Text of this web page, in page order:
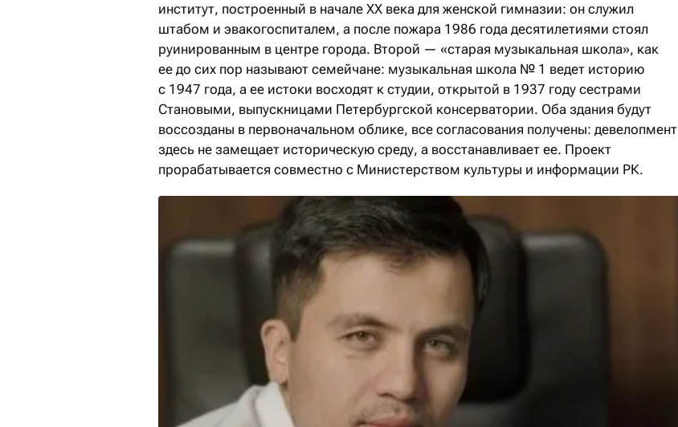
институт, построенный в начале XX века для женской гимназии: он служил
штабом и эвакогоспиталем, а после пожара 1986 года десятилетиями стоял
руинированным в центре города. Второй — «старая музыкальная школа», как
ее до сих пор называют семейчане: музыкальная школа № 1 ведет историю
с 1947 года, а ее истоки восходят к студии, открытой в 1937 году сестрами
Становыми, выпускницами Петербургской консерватории. Оба здания будут
воссозданы в первоначальном облике, все согласования получены: девелопмент
здесь не замещает историческую среду, а восстанавливает ее. Проект
прорабатывается совместно с Министерством культуры и информации РК.